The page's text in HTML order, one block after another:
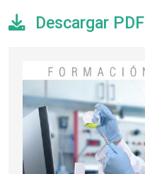
Descargar PDF